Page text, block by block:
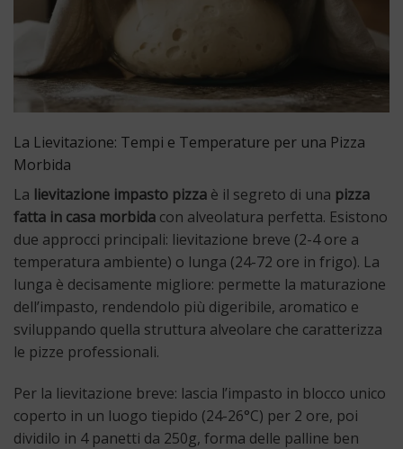
La Lievitazione: Tempi e Temperature per una Pizza
Morbida
La lievitazione impasto pizza è il segreto di una pizza
fatta in casa morbida con alveolatura perfetta. Esistono
due approcci principali: lievitazione breve (2-4 ore a
temperatura ambiente) o lunga (24-72 ore in frigo). La
lunga è decisamente migliore: permette la maturazione
dell’impasto, rendendolo più digeribile, aromatico e
sviluppando quella struttura alveolare che caratterizza
le pizze professionali.
Per la lievitazione breve: lascia l’impasto in blocco unico
coperto in un luogo tiepido (24-26°C) per 2 ore, poi
dividilo in 4 panetti da 250g, forma delle palline ben